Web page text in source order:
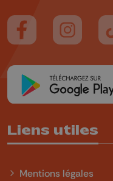
Suivez-nous sur
Suivez-
Liens utiles
Mentions légales